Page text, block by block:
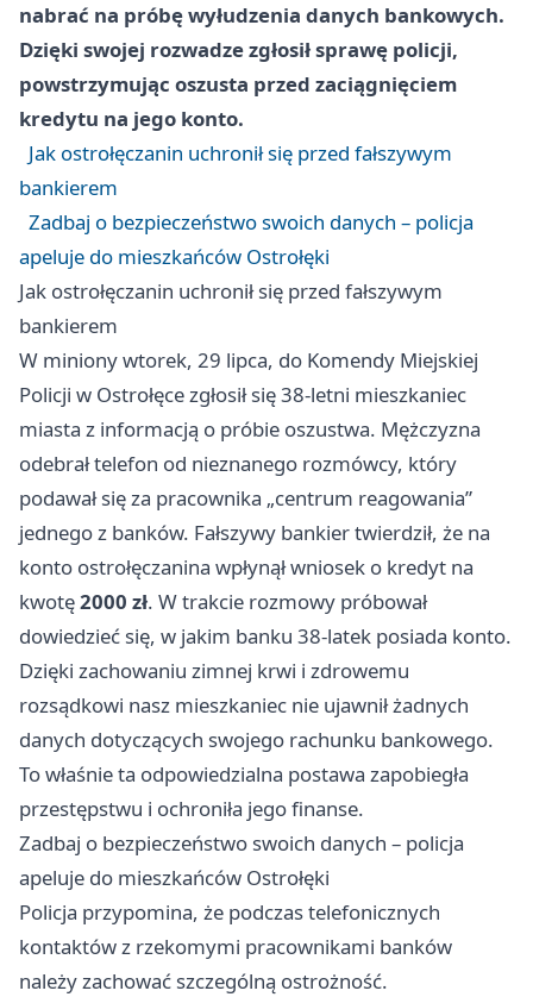
nabrać na próbę wyłudzenia danych bankowych.
Dzięki swojej rozwadze zgłosił sprawę policji,
powstrzymując oszusta przed zaciągnięciem
kredytu na jego konto.
Jak ostrołęczanin uchronił się przed fałszywym
bankierem
Zadbaj o bezpieczeństwo swoich danych – policja
apeluje do mieszkańców Ostrołęki
Jak ostrołęczanin uchronił się przed fałszywym
bankierem
W miniony wtorek, 29 lipca, do Komendy Miejskiej
Policji w Ostrołęce zgłosił się 38-letni mieszkaniec
miasta z informacją o próbie oszustwa. Mężczyzna
odebrał telefon od nieznanego rozmówcy, który
podawał się za pracownika „centrum reagowania”
jednego z banków. Fałszywy bankier twierdził, że na
konto ostrołęczanina wpłynął wniosek o kredyt na
kwotę2000 zł. W trakcie rozmowy próbował
dowiedzieć się, w jakim banku 38-latek posiada konto.
Dzięki zachowaniu zimnej krwi i zdrowemu
rozsądkowi nasz mieszkaniec nie ujawnił żadnych
danych dotyczących swojego rachunku bankowego.
To właśnie ta odpowiedzialna postawa zapobiegła
przestępstwu i ochroniła jego finanse.
Zadbaj o bezpieczeństwo swoich danych – policja
apeluje do mieszkańców Ostrołęki
Policja przypomina, że podczas telefonicznych
kontaktów z rzekomymi pracownikami banków
należy zachować szczególną ostrożność.